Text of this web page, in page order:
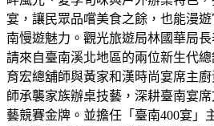
宴，讓民眾品嚐美食之餘，也能漫
南慢遊魅力。觀光旅遊局林國華局
請來自臺南溪北地區的兩位新生代
育宏總舖師與黃家和漢時尚宴席主
師承襲家族辦桌技藝，深耕臺南宴
藝競賽金牌。並擔任「臺南400宴」